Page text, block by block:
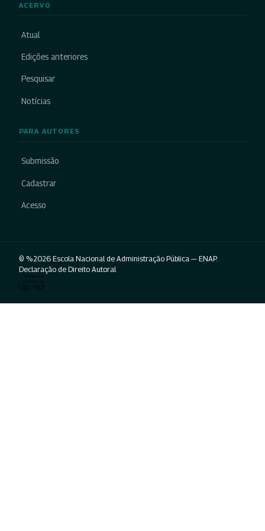
ACERVO
Atual
Edições anteriores
Pesquisar
Notícias
PARA AUTORES
Submissão
Cadastrar
Acesso
© %2026 Escola Nacional de Administração Pública — ENAP.
Declaração de Direito Autoral